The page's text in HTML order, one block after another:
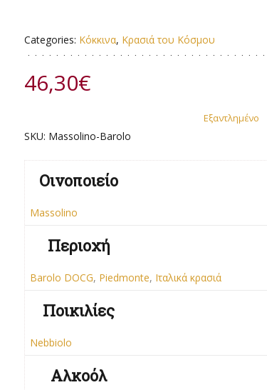
Categories: Κόκκινα, Κρασιά του Κόσμου
46,30€
Εξαντλημένο
SKU: Massolino-Barolo
Οινοποιείο
Massolino
Περιοχή
Barolo DOCG, Piedmonte, Ιταλικά κρασιά
Ποικιλίες
Nebbiolo
Αλκοόλ